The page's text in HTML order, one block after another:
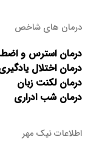
درمان های شاخص
درمان استرس و
درمان اختلال
درمان لکنت زبان
درمان شب ادراری
اطلاعات نیک مهر